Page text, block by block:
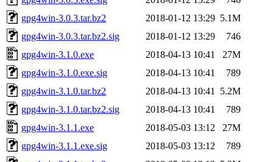
gpg4win-3.0.3.tar.bz2
2018-01-12 13:29 5.1M
gpg4win-3.0.3.tar.bz2.sig
2018-01-12 13:29
746
gpg4win-3.1.0.exe
2018-04-13 10:41
27M
gpg4win-3.1.0.exe.sig
2018-04-13 10:41
789
gpg4win-3.1.0.tar.bz2
2018-04-13 10:41
5.2M
gpg4win-3.1.0.tar.bz2.sig
2018-04-13 10:41
789
gpg4win-3.1.1.exe
2018-05-03 13:12
27M
gpg4win-3.1.1.exe.sig
2018-05-03 13:12
789